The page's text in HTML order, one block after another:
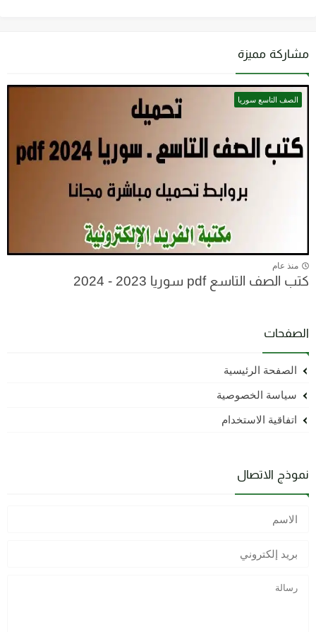
مشاركة مميزة
الصف التاسع سوريا
منذ عام
كتب الصف التاسع pdf سوريا 2023 - 2024
الصفحات
الصفحة الرئيسية
سياسة الخصوصية
اتفاقية الاستخدام
نموذج الاتصال